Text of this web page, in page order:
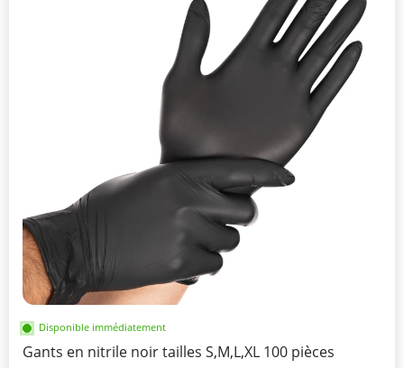
Disponible immédiatement
Gants en nitrile noir tailles S,M,L,XL 100 pièces